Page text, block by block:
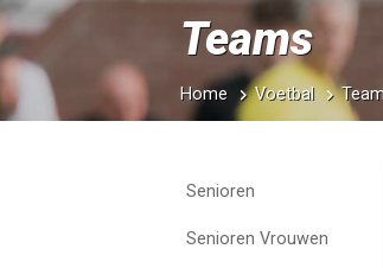
Teams
Home Voetbal
Senioren
Senioren Vrouwen